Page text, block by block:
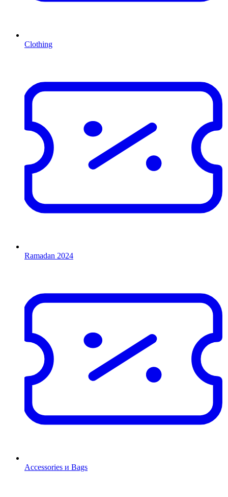
Clothing
Ramadan 2024
Accessories и Bags